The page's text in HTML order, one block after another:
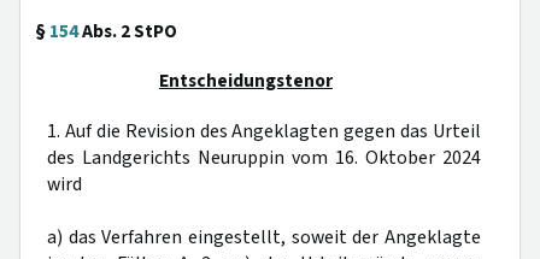
§154Abs. 2 StPO
Entscheidungstenor
1. Auf die Revision des Angeklagten gegen das Urteil
des Landgerichts Neuruppin vom 16. Oktober 2024
wird
a) das Verfahren eingestellt, soweit der Angeklagte